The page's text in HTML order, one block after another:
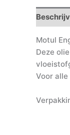
Motul
Deze
Voor